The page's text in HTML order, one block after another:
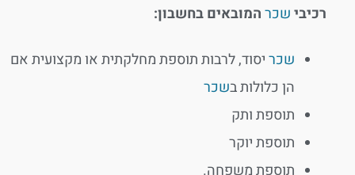
רכיבישכרהמובאים בחשבון:
שכריסוד, לרבות תוספת מחלקתית או מקצועית אם
הן כלולות בשכר
תוספת ותק
תוספת יוקר
תוספת משפחה.